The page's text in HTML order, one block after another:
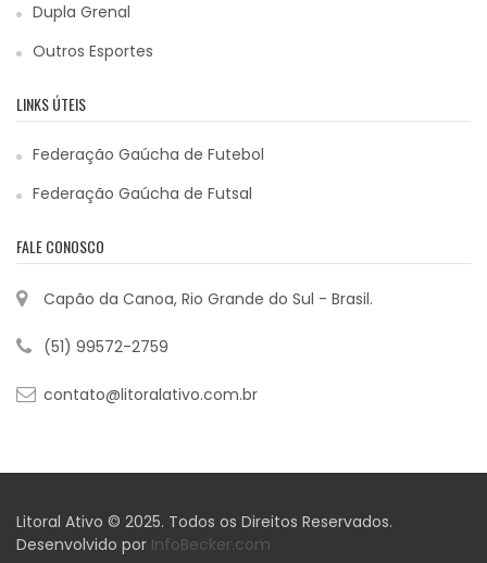
Dupla Grenal
Outros Esportes
LINKS ÚTEIS
Federação Gaúcha de Futebol
Federação Gaúcha de Futsal
FALE CONOSCO
Capão da Canoa, Rio Grande do Sul - Brasil.
(51) 99572-2759
contato@litoralativo.com.br
Litoral Ativo © 2025. Todos os Direitos Reservados.
Desenvolvido por InfoBecker.com